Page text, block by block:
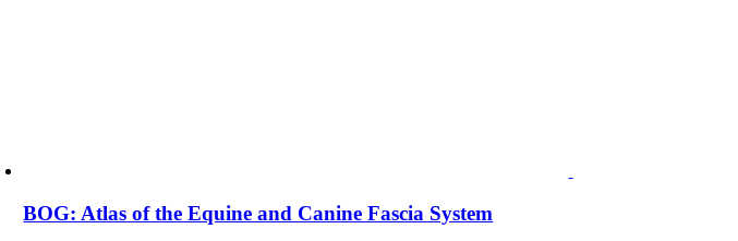
BOG: Atlas of the Equine and Canine Fascia System